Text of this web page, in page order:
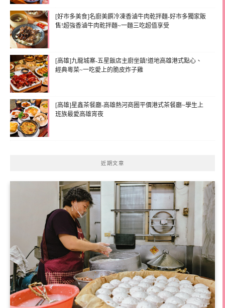
[好市多美食]名廚美饌冷凍香滷牛肉乾拌麵-好市多獨家販
售!超強香滷牛肉乾拌麵~一麵三吃超值享受
[高雄]九龍城寨-五星飯店主廚坐鎮!道地高雄港式點心、
經典粵菜~一吃愛上的脆皮炸子雞
[高雄]星鑫茶餐廳-高雄熱河商圈平價港式茶餐廳~學生上
班族最愛高雄宵夜
近期文章